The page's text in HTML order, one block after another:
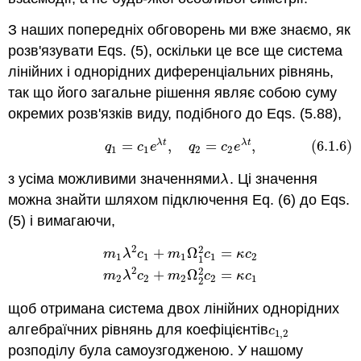
З наших попередніх обговорень ми вже знаємо, як
розв'язувати Eqs. (5), оскільки це все ще система
лінійних і однорідних диференціальних рівнянь,
так що його загальне рішення являє собою суму
окремих розв'язків виду, подібного до Eqs. (5.88),
q1 = c1eλt, q2 = c2eλt, (6.1.6)
(6.1.6)q1=c1 λt, q2 =c2eλ
з усіма можливими значеннямиλ
λ. Ці значення
можна знайти шляхом підключення Eq. (6) до Eqs.
(5) і вимагаючи,
m1λ2c1 + m1Ω2
1c1 = κc2
m2λ2c2 + m2Ω2
2c2 = κc1
1λ 2c 1 + Ω 12 c1 2m
щоб отримана система двох лінійних однорідних
алгебраїчних рівнянь для коефіцієнтівc1,2
c1,
розподілу була самоузгодженою. У нашому